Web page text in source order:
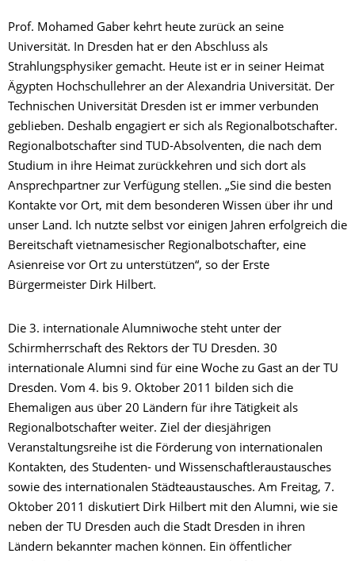
Prof. Mohamed Gaber kehrt heute zurück an seine
Universität. In Dresden hat er den Abschluss als
Strahlungsphysiker gemacht. Heute ist er in seiner Heimat
Ägypten Hochschullehrer an der Alexandria Universität. Der
Technischen Universität Dresden ist er immer verbunden
geblieben. Deshalb engagiert er sich als Regionalbotschafter.
Regionalbotschafter sind TUD-Absolventen, die nach dem
Studium in ihre Heimat zurückkehren und sich dort als
Ansprechpartner zur Verfügung stellen. „Sie sind die besten
Kontakte vor Ort, mit dem besonderen Wissen über ihr und
unser Land. Ich nutzte selbst vor einigen Jahren erfolgreich die
Bereitschaft vietnamesischer Regionalbotschafter, eine
Asienreise vor Ort zu unterstützen“, so der Erste
Bürgermeister Dirk Hilbert.
Die 3. internationale Alumniwoche steht unter der
Schirmherrschaft des Rektors der TU Dresden. 30
internationale Alumni sind für eine Woche zu Gast an der TU
Dresden. Vom 4. bis 9. Oktober 2011 bilden sich die
Ehemaligen aus über 20 Ländern für ihre Tätigkeit als
Regionalbotschafter weiter. Ziel der diesjährigen
Veranstaltungsreihe ist die Förderung von internationalen
Kontakten, des Studenten- und Wissenschaftleraustausches
sowie des internationalen Städteaustausches. Am Freitag, 7.
Oktober 2011 diskutiert Dirk Hilbert mit den Alumni, wie sie
neben der TU Dresden auch die Stadt Dresden in ihren
Ländern bekannter machen können. Ein öffentlicher